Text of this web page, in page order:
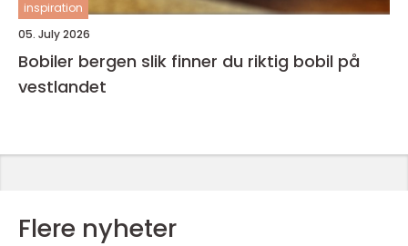
inspiration
05. July 2026
Bobiler bergen slik finner du riktig bobil på
vestlandet
Flere nyheter